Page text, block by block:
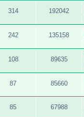
314 192042
242 135158
108 89635
87 85660
85 67988